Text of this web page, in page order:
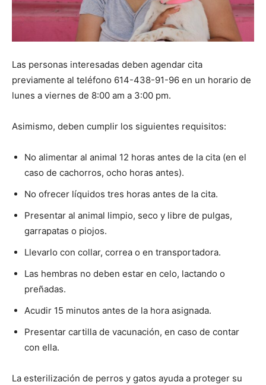
Las personas interesadas deben agendar cita
previamente al teléfono 614-438-91-96 en un horario de
lunes a viernes de 8:00 am a 3:00 pm.
Asimismo, deben cumplir los siguientes requisitos:
No alimentar al animal 12 horas antes de la cita (en el
caso de cachorros, ocho horas antes).
No ofrecer líquidos tres horas antes de la cita.
Presentar al animal limpio, seco y libre de pulgas,
garrapatas o piojos.
Llevarlo con collar, correa o en transportadora.
Las hembras no deben estar en celo, lactando o
preñadas.
Acudir 15 minutos antes de la hora asignada.
Presentar cartilla de vacunación, en caso de contar
con ella.
La esterilización de perros y gatos ayuda a proteger su